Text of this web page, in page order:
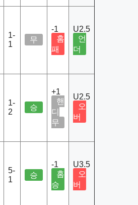
1-
1
무
-1
홈
패
U2.5
언
더
1-
2
승
+1
핸
디
무
U2.5
오
버
5-
1
승
-1
홈
승
U3.5
오
버